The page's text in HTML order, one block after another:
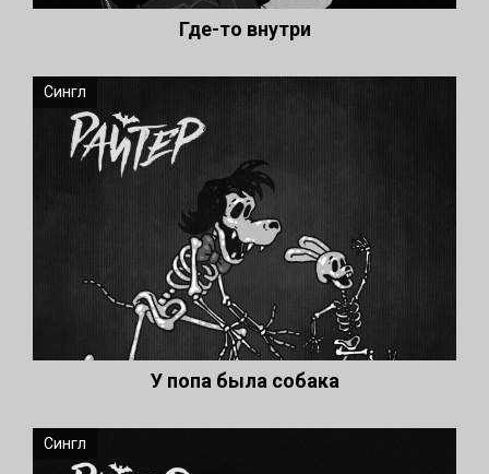
Где-то внутри
Сингл
У попа была собака
Сингл